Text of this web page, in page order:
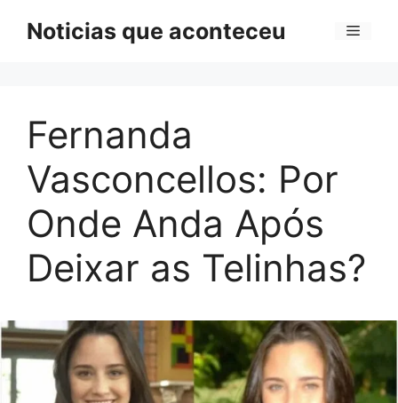
Noticias que aconteceu Menu
Fernanda
Vasconcellos: Por
Onde Anda Após
Deixar as Telinhas?